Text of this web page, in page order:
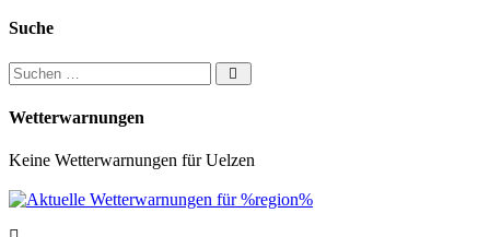
Suche
Suchen nach:
Wetterwarnungen
Keine Wetterwarnungen für Uelzen